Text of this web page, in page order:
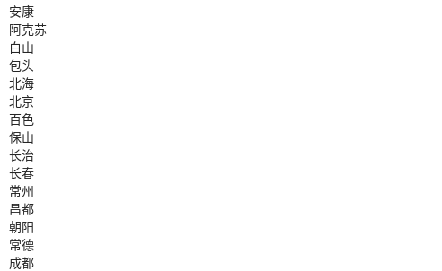
安康
阿克苏
白山
包头
北海
北京
百色
保山
长治
长春
常州
昌都
朝阳
常德
成都